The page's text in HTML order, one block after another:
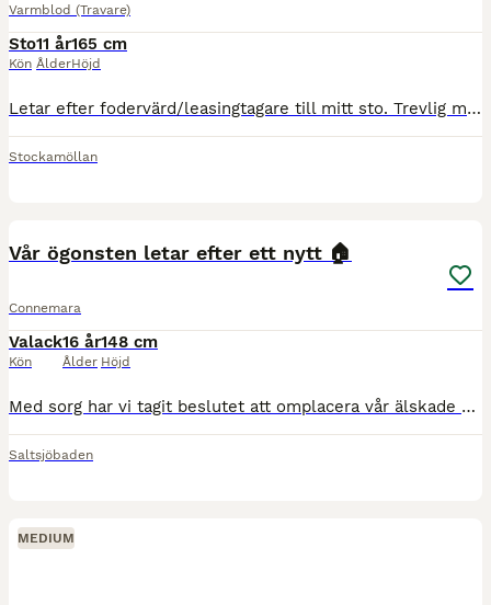
Varmblod (Travare)
Sto
Kön
11 år
Ålder
165 cm
Höjd
Letar efter fodervärd/leasingtagare till mitt sto. Trevlig med stor personlighet. Snäll i allt, men kräver van människa. Riden men inte ridtränad. Gick hårt på travet som unghäst och när jag köote h
Stockamöllan
Vår ögonsten letar efter ett nytt 🏠
Connemara
Valack
Kön
16 år
Ålder
148 cm
Höjd
Med sorg har vi tagit beslutet att omplacera vår älskade vän. Han är en Connemara valack född 2010 på Irland. Han har bott hos oss i lite över 1,5 år nu. Han är en väldigt speciell kille, oerhört vänl
Saltsjöbaden
MEDIUM